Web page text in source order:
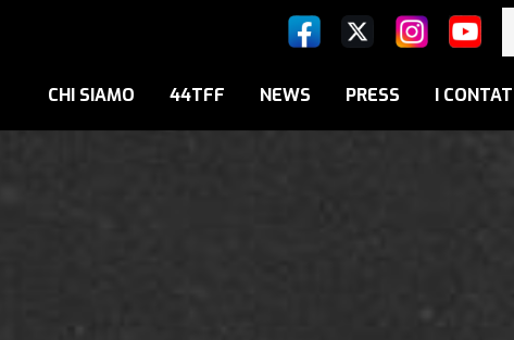
CHI SIAMO 44TFF NEWS PRESS I